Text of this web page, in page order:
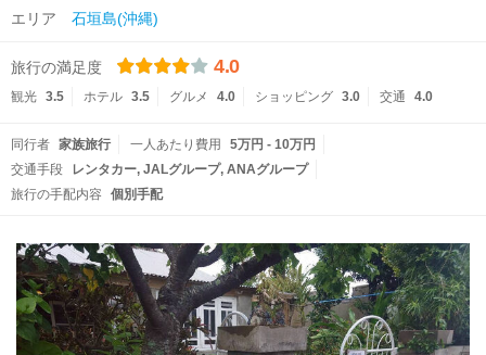
エリア 石垣島(沖縄)
旅行の満足度 4.0
観光 3.5 ホテル 3.5 グルメ 4.0 ショッピング 3.0 交通 4.0
同行者 家族旅行 一人あたり費用
5万円 - 10万円
交通手段
レンタカー JALグループ ANAグループ
旅行の手配内容
個別手配